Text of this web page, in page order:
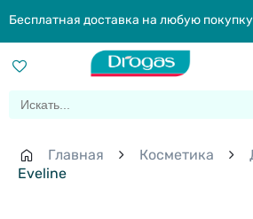
Бесплатная доставка на любую
Главная Косметика
Eveline